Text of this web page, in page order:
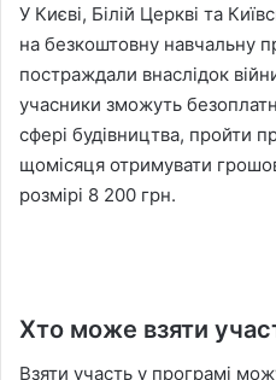
У Києві, Білій Церкві та
на безкоштовну навчальну
постраждали внаслідок
учасники зможуть
сфері будівництва, пройти
щомісяця отримувати
розмірі 8 200 грн.
Хто може взяти
Взяти участь у програмі